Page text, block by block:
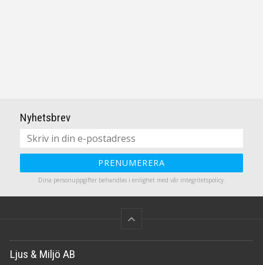
Nyhetsbrev
PRENUMERERA
Dina personuppgifter behandlas i enlighet med vår integritetspolicy.
keyboard_arrow_up
Ljus & Miljö AB